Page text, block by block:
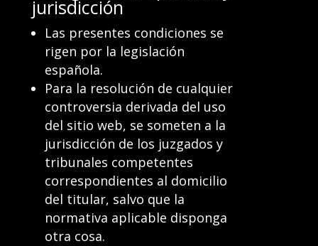
jurisdicción
Las presentes condiciones se
rigen por la legislación
española.
Para la resolución de cualquier
controversia derivada del uso
del sitio web, se someten a la
jurisdicción de los juzgados y
tribunales competentes
correspondientes al domicilio
del titular, salvo que la
normativa aplicable disponga
otra cosa.